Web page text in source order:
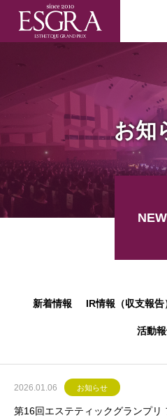
お知
新着情報 IR情報（収支報告
活動
2026.01.06 お知らせ
第16回エステティックグランプリ